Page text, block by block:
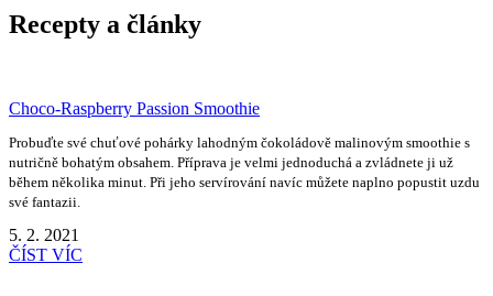
Recepty a články
Choco-Raspberry Passion Smoothie
Probuďte své chuťové pohárky lahodným čokoládově malinovým smoothie s
nutričně bohatým obsahem. Příprava je velmi jednoduchá a zvládnete ji už
během několika minut. Při jeho servírování navíc můžete naplno popustit uzdu
své fantazii.
5. 2. 2021
ČÍST VÍC